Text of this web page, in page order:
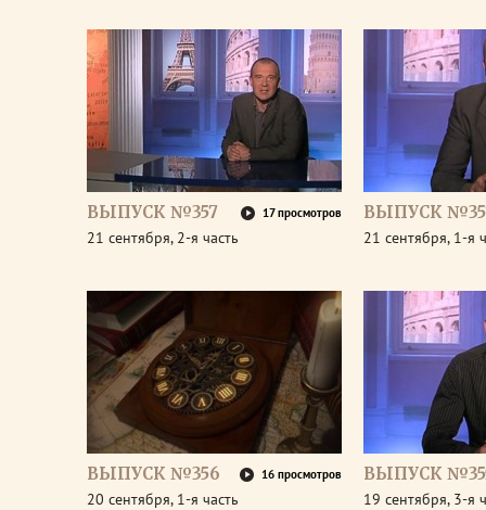
ВЫПУСК №357 17 просмотров
21 сентября, 2-я часть
ВЫПУСК
21 сентября, 1-я
ВЫПУСК №356 16 просмотров
20 сентября, 1-я часть
ВЫПУСК
19 сентября, 3-я